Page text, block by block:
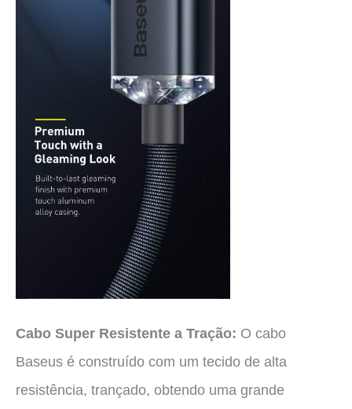
Cabo Super Resistente a Tração: O cabo
Baseus é construído com um tecido de alta
resistência, trançado, obtendo uma grande